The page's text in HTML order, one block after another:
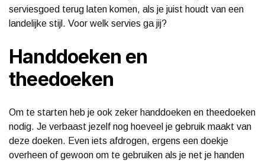
serviesgoed terug laten komen, als je juist houdt van een
landelijke stijl. Voor welk servies ga jij?
Handdoeken en
theedoeken
Om te starten heb je ook zeker handdoeken en theedoeken
nodig. Je verbaast jezelf nog hoeveel je gebruik maakt van
deze doeken. Even iets afdrogen, ergens een doekje
overheen of gewoon om te gebruiken als je net je handen